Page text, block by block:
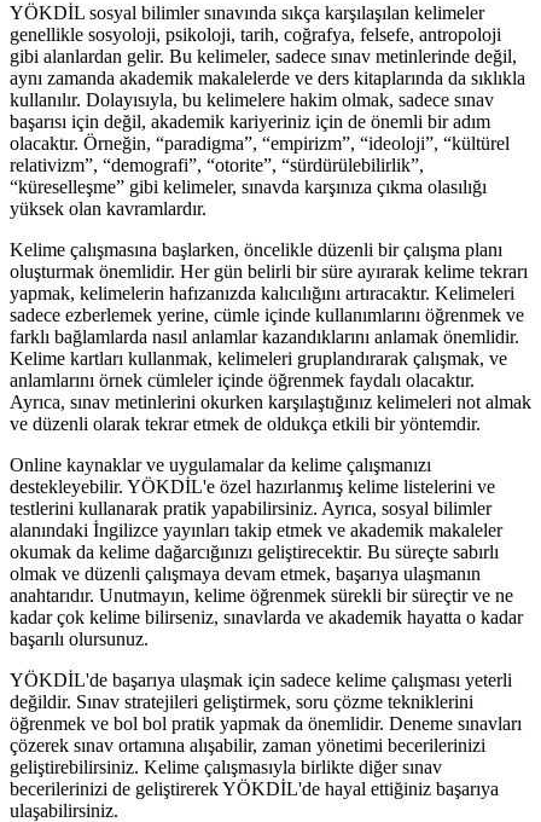
YÖKDİL sosyal bilimler sınavında sıkça karşılaşılan kelimeler
genellikle sosyoloji, psikoloji, tarih, coğrafya, felsefe, antropoloji
gibi alanlardan gelir. Bu kelimeler, sadece sınav metinlerinde değil,
aynı zamanda akademik makalelerde ve ders kitaplarında da sıklıkla
kullanılır. Dolayısıyla, bu kelimelere hakim olmak, sadece sınav
başarısı için değil, akademik kariyeriniz için de önemli bir adım
olacaktır. Örneğin, “paradigma”, “empirizm”, “ideoloji”, “kültürel
relativizm”, “demografi”, “otorite”, “sürdürülebilirlik”,
“küreselleşme” gibi kelimeler, sınavda karşınıza çıkma olasılığı
yüksek olan kavramlardır.
Kelime çalışmasına başlarken, öncelikle düzenli bir çalışma planı
oluşturmak önemlidir. Her gün belirli bir süre ayırarak kelime tekrarı
yapmak, kelimelerin hafızanızda kalıcılığını artıracaktır. Kelimeleri
sadece ezberlemek yerine, cümle içinde kullanımlarını öğrenmek ve
farklı bağlamlarda nasıl anlamlar kazandıklarını anlamak önemlidir.
Kelime kartları kullanmak, kelimeleri gruplandırarak çalışmak, ve
anlamlarını örnek cümleler içinde öğrenmek faydalı olacaktır.
Ayrıca, sınav metinlerini okurken karşılaştığınız kelimeleri not almak
ve düzenli olarak tekrar etmek de oldukça etkili bir yöntemdir.
Online kaynaklar ve uygulamalar da kelime çalışmanızı
destekleyebilir. YÖKDİL'e özel hazırlanmış kelime listelerini ve
testlerini kullanarak pratik yapabilirsiniz. Ayrıca, sosyal bilimler
alanındaki İngilizce yayınları takip etmek ve akademik makaleler
okumak da kelime dağarcığınızı geliştirecektir. Bu süreçte sabırlı
olmak ve düzenli çalışmaya devam etmek, başarıya ulaşmanın
anahtarıdır. Unutmayın, kelime öğrenmek sürekli bir süreçtir ve ne
kadar çok kelime bilirseniz, sınavlarda ve akademik hayatta o kadar
başarılı olursunuz.
YÖKDİL'de başarıya ulaşmak için sadece kelime çalışması yeterli
değildir. Sınav stratejileri geliştirmek, soru çözme tekniklerini
öğrenmek ve bol bol pratik yapmak da önemlidir. Deneme sınavları
çözerek sınav ortamına alışabilir, zaman yönetimi becerilerinizi
geliştirebilirsiniz. Kelime çalışmasıyla birlikte diğer sınav
becerilerinizi de geliştirerek YÖKDİL'de hayal ettiğiniz başarıya
ulaşabilirsiniz.